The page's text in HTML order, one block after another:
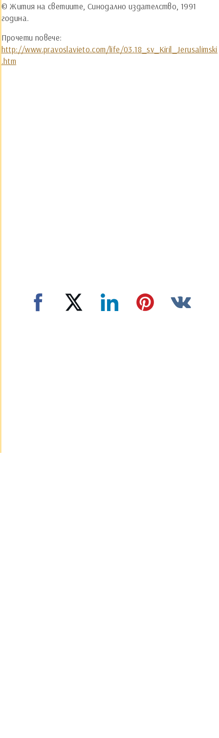
© Жития на светиите, Синодално издателство, 1991
година.
Прочети повече:
http://www.pravoslavieto.com/life/03.18_sv_Kiril_Jerusalimski
.htm